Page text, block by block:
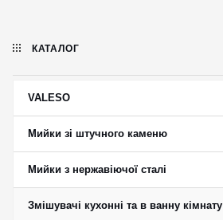
КАТАЛОГ
VALESO
Мийки зі штучного каменю
Мийки з нержавіючої сталі
Змішувачі кухонні та в ванну кімнату